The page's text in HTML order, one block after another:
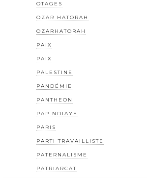
OTAGES
OZAR HATORAH
OZARHATORAH
PAIX
PAIX
PALESTINE
PANDÉMIE
PANTHEON
PAP NDIAYE
PARIS
PARTI TRAVAILLISTE
PATERNALISME
PATRIARCAT